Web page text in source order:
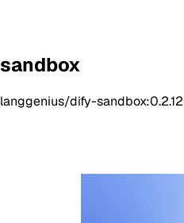
sandbox
langgenius/dify-sandbox:0.2.12